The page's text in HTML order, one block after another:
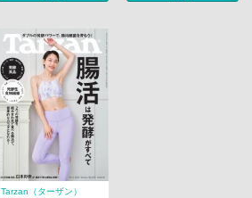
Tarzan（ターザン）